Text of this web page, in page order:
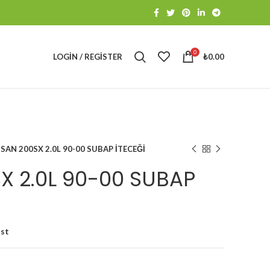
LOGIN / REGISTER 0 ₺0.00
200SX 2.0L 90-00 SUBAP İTECEĞİ
2.0L 90-00 SUBAP